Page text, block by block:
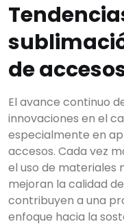
de
El avance continuo
innovaciones en el
especialmente en
accesos. Cada vez
el uso de materiales
mejoran la calidad
contribuyen a una
enfoque hacia la